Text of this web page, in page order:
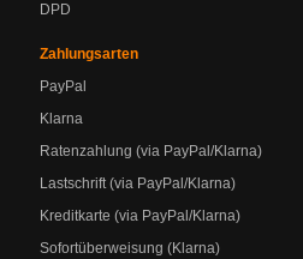
DPD
Zahlungsarten
PayPal
Klarna
Ratenzahlung (via PayPal/Klarna)
Lastschrift (via PayPal/Klarna)
Kreditkarte (via PayPal/Klarna)
Sofortüberweisung (Klarna)